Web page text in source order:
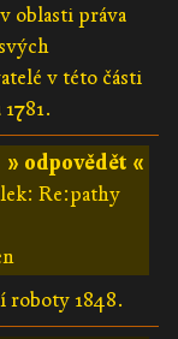
oblasti práva
v této části
» odpovědět «
Re:pathy
roboty 1848.